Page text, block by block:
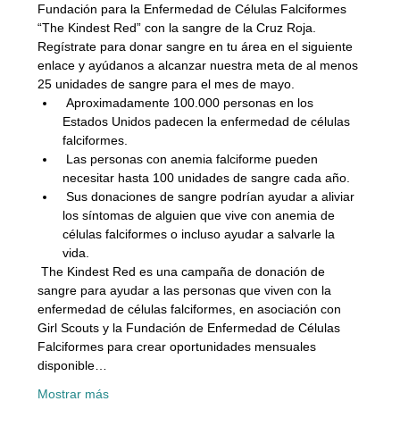
Fundación para la Enfermedad de Células Falciformes
“The Kindest Red” con la sangre de la Cruz Roja.
Regístrate para donar sangre en tu área en el siguiente
enlace y ayúdanos a alcanzar nuestra meta de al menos
25 unidades de sangre para el mes de mayo.
Aproximadamente 100.000 personas en los
Estados Unidos padecen la enfermedad de células
falciformes.
necesitar hasta 100 unidades de sangre cada año.
Sus donaciones de sangre podrían ayudar a aliviar
los síntomas de alguien que vive con anemia de
células falciformes o incluso ayudar a salvarle la
vida.
The Kindest Red es una campaña de donación de
sangre para ayudar a las personas que viven con la
enfermedad de células falciformes, en asociación con
Girl Scouts y la Fundación de Enfermedad de Células
Falciformes para crear oportunidades mensuales
disponible…
Mostrar más